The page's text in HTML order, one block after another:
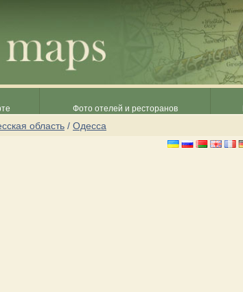
Фото отелей и ресторанов
область / Одесса